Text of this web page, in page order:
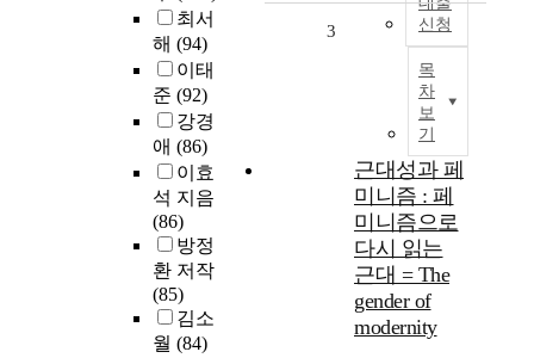
최서
해 (94)
이태
준 (92)
강경
애 (86)
이효
석 지음
(86)
방정
환 저작
(85)
김소
월 (84)
신청
목
차
보
기
3
근대성과 페
미니즘 : 페
미니즘으로
다시 읽는
근대 = The
gender of
modernity